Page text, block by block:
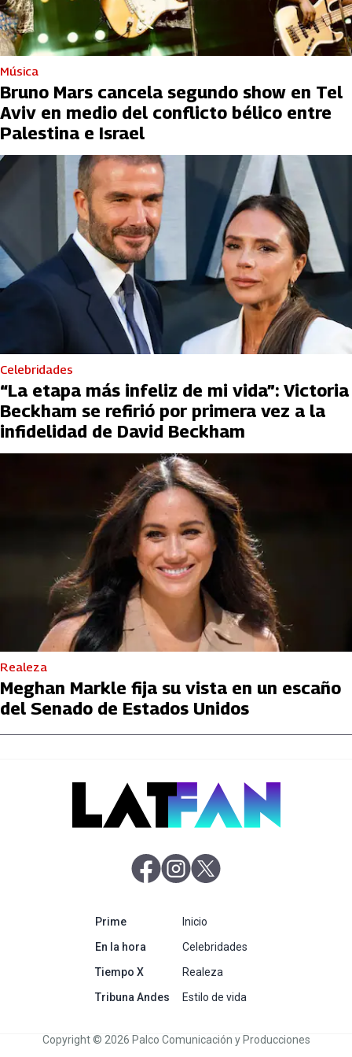
Música
Bruno Mars cancela segundo show en Tel
Aviv en medio del conflicto bélico entre
Palestina e Israel
Celebridades
“La etapa más infeliz de mi vida”: Victoria
Beckham se refirió por primera vez a la
infidelidad de David Beckham
Realeza
Meghan Markle fija su vista en un escaño
del Senado de Estados Unidos
abre en nueva pestaña
abre en nueva pestaña
Primeabre en nueva pestaña
En la hora abre en nueva pestaña
Tiempo Xabre en nueva pestaña
Tribuna Andes abre en nueva pestaña
Inicio
Celebridades
Realeza
Estilo de vida
Copyright © 2026 Palco Comunicación y Producciones